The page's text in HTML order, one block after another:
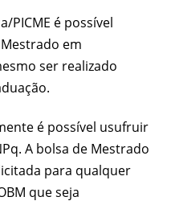
PICME é possível
em
ser realizado
é possível usufruir
A bolsa de Mestrado
para qualquer
que seja